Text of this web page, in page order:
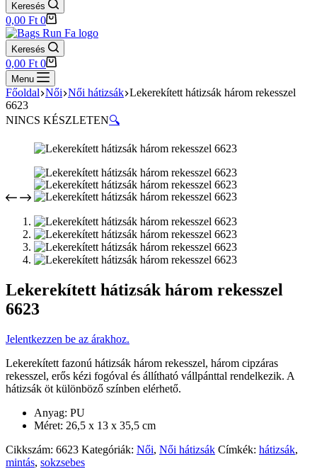
Keresés
Shopping
cart
0,00 Ft 0
Keresés
Shopping
cart
0,00 Ft 0
Menu
Főoldal Női Női hátizsák Lekerekített hátizsák három rekesszel
6623
NINCS KÉSZLETEN🔍
Lekerekített hátizsák három rekesszel
6623
Jelentkezzen be az árakhoz.
Lekerekített fazonú hátizsák három rekesszel, három cipzáras
rekesszel, erős kézi fogóval és állítható vállpánttal rendelkezik. A
hátizsák öt különböző színben elérhető.
Anyag: PU
Méret: 26,5 x 13 x 35,5 cm
Cikkszám: 6623 Kategóriák: Női, Női hátizsák Címkék: hátizsák,
mintás, sokzsebes